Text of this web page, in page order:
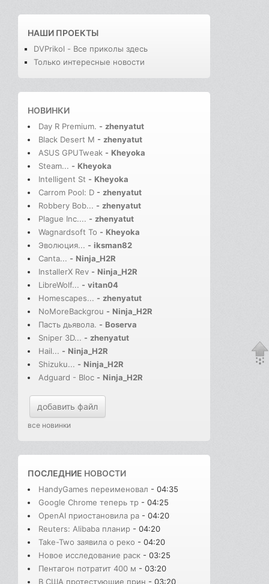
НАШИ ПРОЕКТЫ
DVPrikol - Все приколы здесь
Только интересные новости
НОВИНКИ
Day R Premium. - zhenyatut
Black Desert M - zhenyatut
ASUS GPUTweak - Kheyoka
Steam... - Kheyoka
Intelligent St - Kheyoka
Carrom Pool: D - zhenyatut
Robbery Bob... - zhenyatut
Plague Inc.... - zhenyatut
Wagnardsoft To - Kheyoka
Эволюция... - iksman82
Canta... - Ninja_H2R
InstallerX Rev - Ninja_H2R
LibreWolf... - vitan04
Homescapes... - zhenyatut
NoMoreBackgrou - Ninja_H2R
Пасть дьявола. - Boserva
Sniper 3D... - zhenyatut
Hail... - Ninja_H2R
Shizuku... - Ninja_H2R
Adguard - Bloc - Ninja_H2R
добавить файл
все новинки
ПОСЛЕДНИЕ НОВОСТИ
HandyGames переименовал - 04:35
Google Chrome теперь тр - 04:25
OpenAI приостановила ра - 04:20
Reuters: Alibaba планир - 04:20
Take-Two заявила о реко - 04:20
Новое исследование раск - 03:25
Пентагон потратит 400 м - 03:20
В США протестующие прин - 03:20